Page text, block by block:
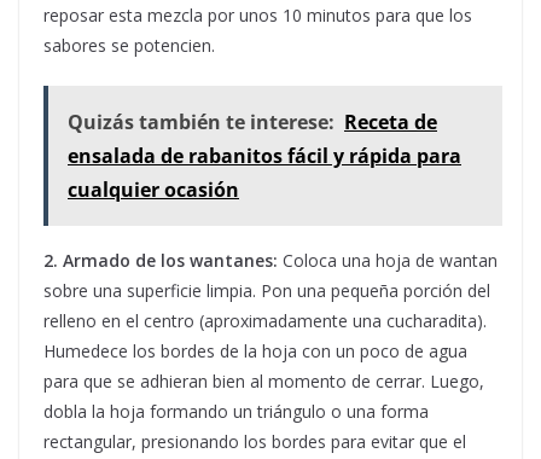
reposar esta mezcla por unos 10 minutos para que los
sabores se potencien.
Quizás también te interese: Receta de
ensalada de rabanitos fácil y rápida para
cualquier ocasión
2. Armado de los wantanes: Coloca una hoja de wantan
sobre una superficie limpia. Pon una pequeña porción del
relleno en el centro (aproximadamente una cucharadita).
Humedece los bordes de la hoja con un poco de agua
para que se adhieran bien al momento de cerrar. Luego,
dobla la hoja formando un triángulo o una forma
rectangular, presionando los bordes para evitar que el